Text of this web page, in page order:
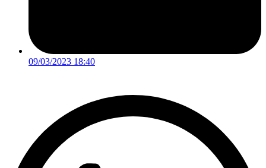
09/03/2023 18:40